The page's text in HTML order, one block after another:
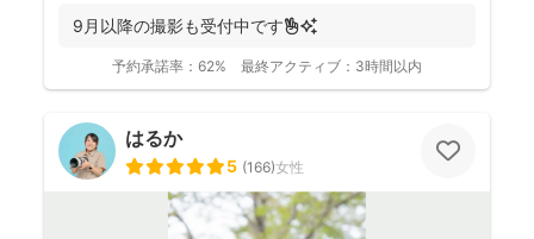
9月以降の撮影も受付中です✌️✨
予約承諾率： 62% 最終アクティブ： 3時間以内
はるか
5 (166)女性